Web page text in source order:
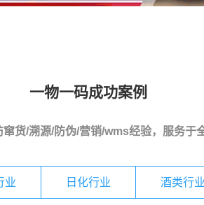
一物一码成功案例
货/溯源/防伪/营销/wms经验，服务于
业 日化行业 酒类行业